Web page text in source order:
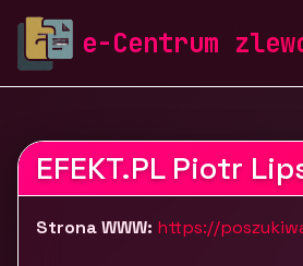
e-Centrum
zlewozmywaki-krosch.pl Firmy
EFEKT.PL Piotr
Strona WWW: https://